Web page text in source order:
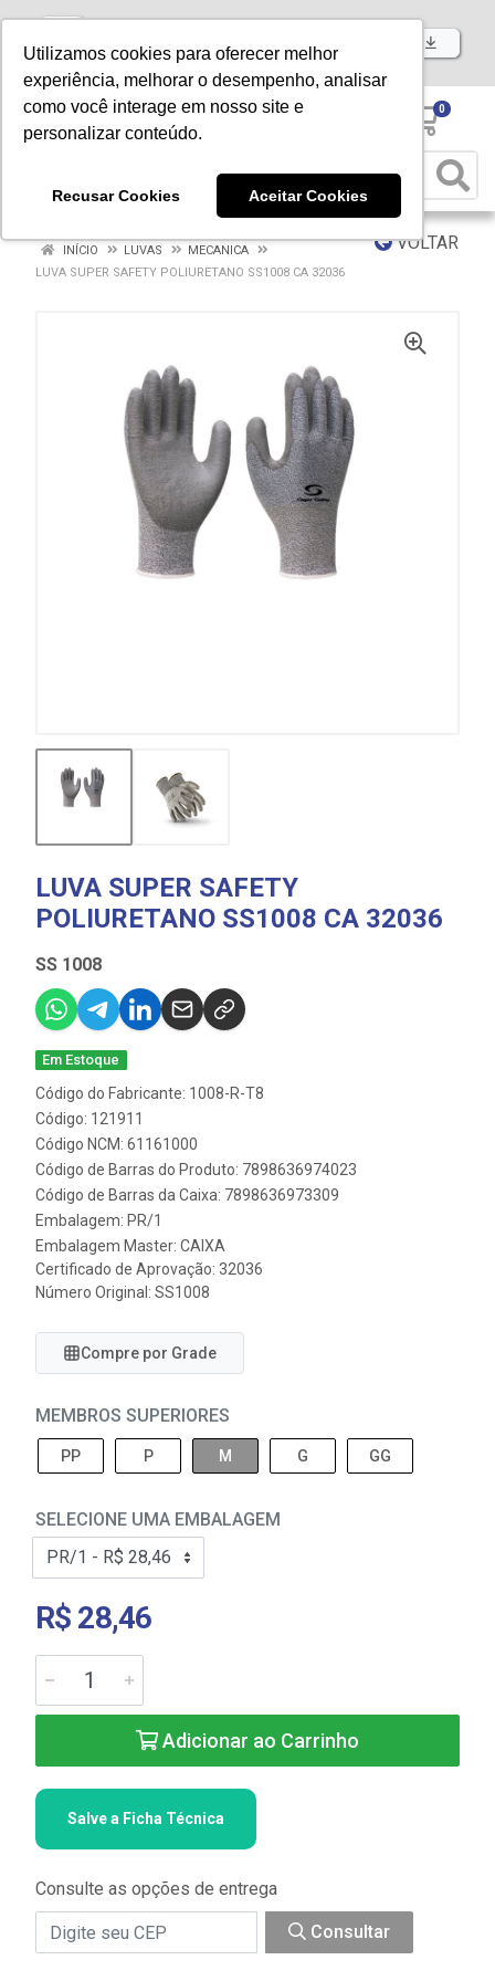
Utilizamos cookies para oferecer melhor
experiência, melhorar o desempenho, analisar
como você interage em nosso site e
personalizar conteúdo.
Recusar Cookies Aceitar Cookies
Baixe já nosso APP
0
VOLTAR
INÍCIO LUVAS
MECANICA
LUVA SUPER SAFETY POLIURETANO SS1008 CA 32036
LUVA SUPER SAFETY
POLIURETANO SS1008 CA 32036
SS 1008
Em Estoque
Código do Fabricante: 1008-R-T8
Código: 121911
Código NCM: 61161000
Código de Barras do Produto: 7898636974023
Código de Barras da Caixa: 7898636973309
Embalagem: PR/1
Embalagem Master: CAIXA
Certificado de Aprovação: 32036
Número Original: SS1008
Compre por Grade
MEMBROS SUPERIORES
PP P M G GG
SELECIONE UMA EMBALAGEM
R$ 28,46
Adicionar ao Carrinho
Salve a Ficha Técnica
Consulte as opções de entrega
Consultar